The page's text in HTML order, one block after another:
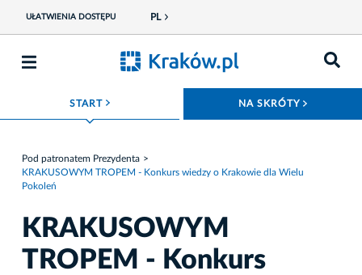
UŁATWIENIA DOSTĘPU PL
START ROZWIŃ MENU NA SKRÓTY
Pod patronatem Prezydenta
KRAKUSOWYM TROPEM - Konkurs wiedzy o Krakowie dla Wielu
Pokoleń
KRAKUSOWYM
TROPEM - Konkurs